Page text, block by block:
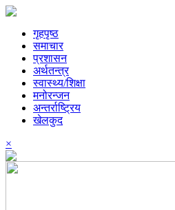
गृहपृष्ठ
समाचार
प्रशासन
अर्थतन्त्र
स्वास्थ्य/शिक्षा
मनोरन्जन
अन्तर्राष्ट्रिय
खेलकुद
×